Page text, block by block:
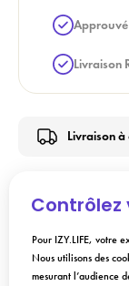
Livraison
Livraison
Description
Conseils
Contrôlez
Pour IZY.LIFE, votre
Nous utilisons des
mesurant l’audience